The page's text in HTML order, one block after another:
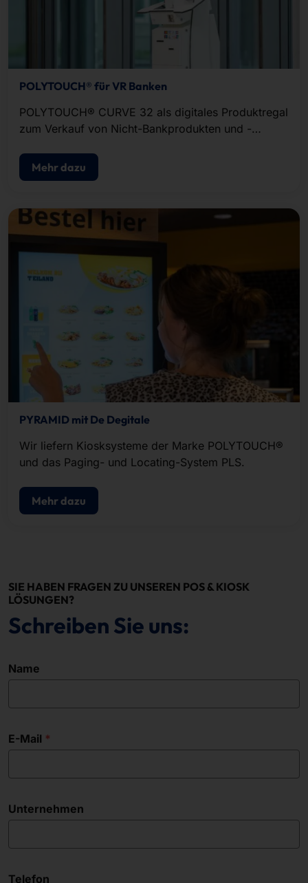
POLYTOUCH® für VR Banken
POLYTOUCH® CURVE 32 als digitales Produktregal
zum Verkauf von Nicht-Bankprodukten und -
Mehr dazu
PYRAMID mit De Degitale
Wir liefern Kiosksysteme der Marke POLYTOUCH®
und das Paging- und Locating-System PLS.
Mehr dazu
SIE HABEN FRAGEN ZU UNSEREN POS & KIOSK
LÖSUNGEN?
Schreiben Sie uns:
Name
E-Mail
Unternehmen
Telefon